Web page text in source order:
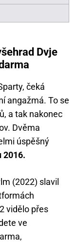
Dvje
čeká
angažmá. To se
a tak nakonec
Dvěma
úspěšný
2016.
(2022) slavil
vidělo přes
ve